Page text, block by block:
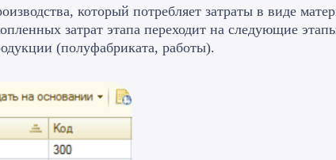
который потребляет затраты в виде
затрат этапа переходит на следующие
(полуфабриката, работы).